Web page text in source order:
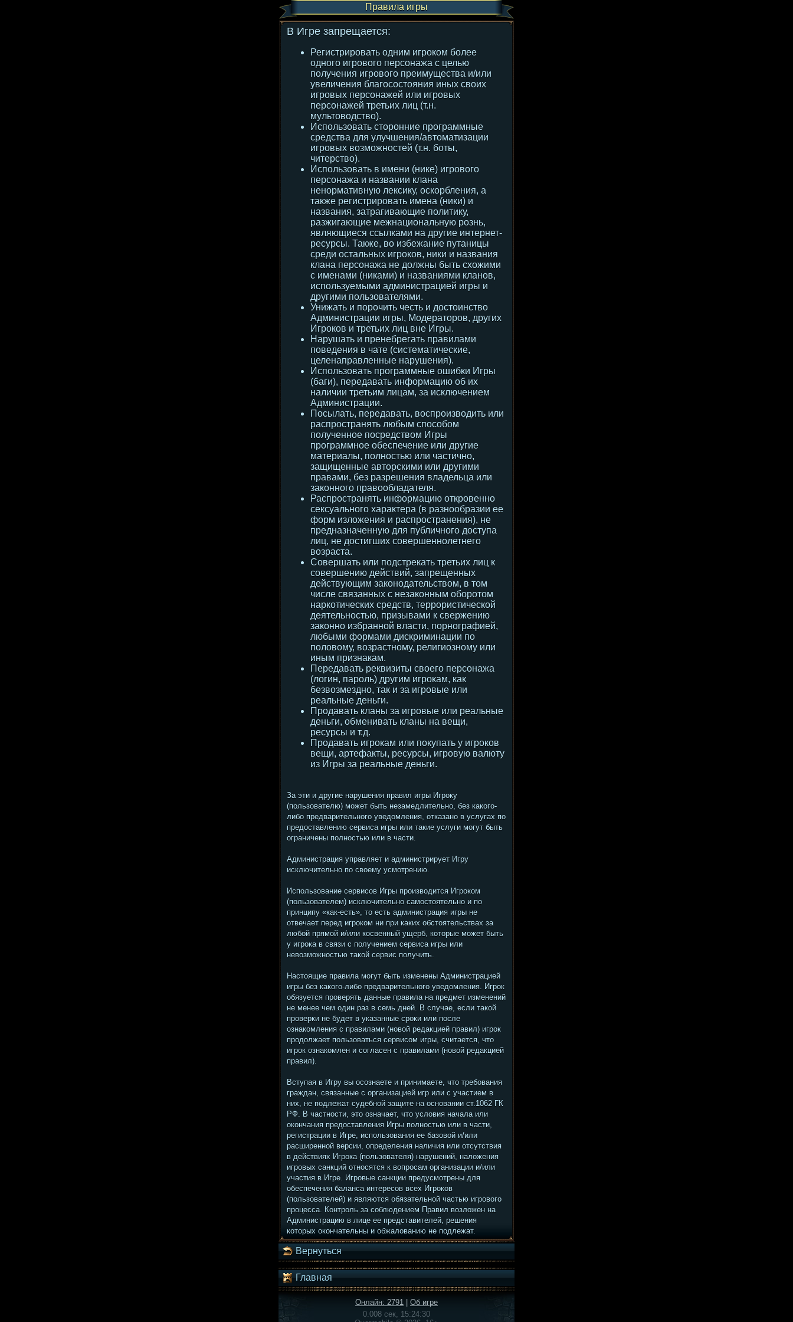
Правила игры
В Игре запрещается:
Регистрировать одним игроком более
одного игрового персонажа с целью
получения игрового преимущества и/или
увеличения благосостояния иных своих
игровых персонажей или игровых
персонажей третьих лиц (т.н.
мультоводство).
Использовать сторонние программные
средства для улучшения/автоматизации
игровых возможностей (т.н. боты,
читерство).
Использовать в имени (нике) игрового
персонажа и названии клана
ненормативную лексику, оскорбления, а
также регистрировать имена (ники) и
названия, затрагивающие политику,
разжигающие межнациональную рознь,
являющиеся ссылками на другие интернет-
ресурсы. Также, во избежание путаницы
среди остальных игроков, ники и названия
клана персонажа не должны быть схожими
с именами (никами) и названиями кланов,
используемыми администрацией игры и
другими пользователями.
Унижать и порочить честь и достоинство
Администрации игры, Модераторов, других
Игроков и третьих лиц вне Игры.
Нарушать и пренебрегать правилами
поведения в чате (систематические,
целенаправленные нарушения).
Использовать программные ошибки Игры
(баги), передавать информацию об их
наличии третьим лицам, за исключением
Администрации.
Посылать, передавать, воспроизводить или
распространять любым способом
полученное посредством Игры
программное обеспечение или другие
материалы, полностью или частично,
защищенные авторскими или другими
правами, без разрешения владельца или
законного правообладателя.
Распространять информацию откровенно
сексуального характера (в разнообразии ее
форм изложения и распространения), не
предназначенную для публичного доступа
лиц, не достигших совершеннолетнего
возраста.
Совершать или подстрекать третьих лиц к
совершению действий, запрещенных
действующим законодательством, в том
числе связанных с незаконным оборотом
наркотических средств, террористической
деятельностью, призывами к свержению
законно избранной власти, порнографией,
любыми формами дискриминации по
половому, возрастному, религиозному или
иным признакам.
Передавать реквизиты своего персонажа
(логин, пароль) другим игрокам, как
безвозмездно, так и за игровые или
реальные деньги.
Продавать кланы за игровые или реальные
деньги, обменивать кланы на вещи,
ресурсы и т.д.
Продавать игрокам или покупать у игроков
вещи, артефакты, ресурсы, игровую валюту
из Игры за реальные деньги.
За эти и другие нарушения правил игры Игроку
(пользователю) может быть незамедлительно, без какого-
либо предварительного уведомления, отказано в услугах по
предоставлению сервиса игры или такие услуги могут быть
ограничены полностью или в части.
Администрация управляет и администрирует Игру
исключительно по своему усмотрению.
Использование сервисов Игры производится Игроком
(пользователем) исключительно самостоятельно и по
принципу «как-есть», то есть администрация игры не
отвечает перед игроком ни при каких обстоятельствах за
любой прямой и/или косвенный ущерб, которые может быть
у игрока в связи с получением сервиса игры или
невозможностью такой сервис получить.
Настоящие правила могут быть изменены Администрацией
игры без какого-либо предварительного уведомления. Игрок
обязуется проверять данные правила на предмет изменений
не менее чем один раз в семь дней. В случае, если такой
проверки не будет в указанные сроки или после
ознакомления с правилами (новой редакцией правил) игрок
продолжает пользоваться сервисом игры, считается, что
игрок ознакомлен и согласен с правилами (новой редакцией
правил).
Вступая в Игру вы осознаете и принимаете, что требования
граждан, связанные с организацией игр или с участием в
них, не подлежат судебной защите на основании ст.1062 ГК
РФ. В частности, это означает, что условия начала или
окончания предоставления Игры полностью или в части,
регистрации в Игре, использования ее базовой и/или
расширенной версии, определения наличия или отсутствия
в действиях Игрока (пользователя) нарушений, наложения
игровых санкций относятся к вопросам организации и/или
участия в Игре. Игровые санкции предусмотрены для
обеспечения баланса интересов всех Игроков
(пользователей) и являются обязательной частью игрового
процесса. Контроль за соблюдением Правил возложен на
Администрацию в лице ее представителей, решения
которых окончательны и обжалованию не подлежат.
Вернуться
Главная
Онлайн: 2791
Об игре
0.008 сек, 15:24:30